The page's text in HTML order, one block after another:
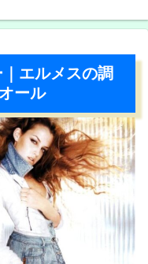
エルメスの調
ール